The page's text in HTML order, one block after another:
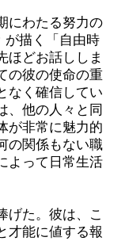
にわたる努力の
描く「自由時
ほどお話ししま
の彼の使命の重
なく確信してい
、他の人々と同
が非常に魅力的
の関係もない職
よって日常生活
げた。彼は、こ
才能に値する報